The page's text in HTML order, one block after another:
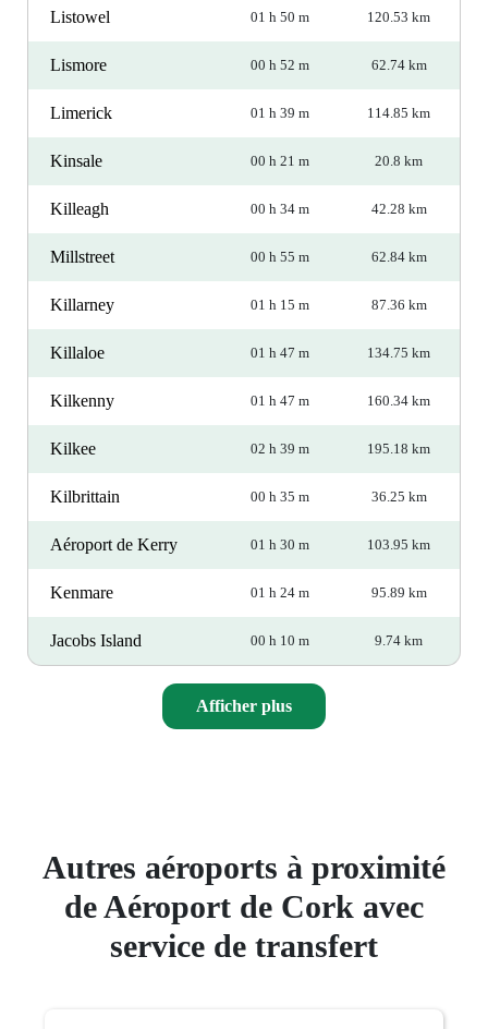
Listowel 01 h 50 m 120.53 km
Lismore 00 h 52 m 62.74 km
Limerick 01 h 39 m 114.85 km
Kinsale 00 h 21 m 20.8 km
Killeagh 00 h 34 m 42.28 km
Millstreet 00 h 55 m 62.84 km
Killarney 01 h 15 m 87.36 km
Killaloe 01 h 47 m 134.75 km
Kilkenny 01 h 47 m 160.34 km
Kilkee 02 h 39 m 195.18 km
Kilbrittain 00 h 35 m 36.25 km
Aéroport de Kerry 01 h 30 m 103.95 km
Kenmare 01 h 24 m 95.89 km
Jacobs Island 00 h 10 m 9.74 km
Afficher plus
Autres aéroports à proximité
de Aéroport de Cork avec
service de transfert